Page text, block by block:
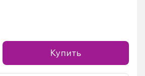
Купить